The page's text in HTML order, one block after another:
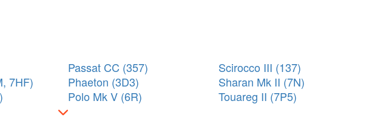
7HF)
Passat CC (357)
Phaeton (3D3)
Polo Mk V (6R)
Scirocco III (137)
Sharan Mk II (7N)
Touareg II (7P5)